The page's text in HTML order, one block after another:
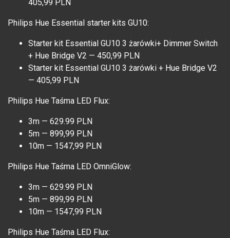
405,99 PLN
Philips Hue Essential starter kits GU10:
Starter kit Essential GU10 3 żarówki+ Dimmer Switch
+ Hue Bridge V2 — 450,99 PLN
Starter kit Essential GU10 3 żarówki + Hue Bridge V2
— 405,99 PLN
Philips Hue Taśma LED Flux:
3m — 629.99 PLN
5m — 899,99 PLN
10m — 1547,99 PLN
Philips Hue Taśma LED OmniGlow:
3m — 629.99 PLN
5m — 899,99 PLN
10m — 1547,99 PLN
Philips Hue Taśma LED Flux: